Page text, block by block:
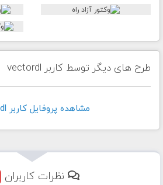
طرح های دیگر توسط کاربر vectordl
مشاهده پروفايل کاربر vectordl
نظرات کاربران